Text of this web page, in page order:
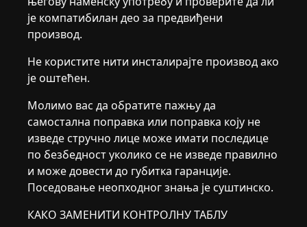
је компатибилан део за предвиђени
производ.
Не користите нити инсталирајте производ ако
је оштећен.
Молимо вас да обратите пажњу да
самостална поправка или поправка коју не
изведе стручно лице може имати последице
по безбедност уколико се не изведе правилно
и може довести до губитка гаранције.
Поседовање неопходног знања је суштинско.
КАКО ЗАМЕНИТИ КОНТРОЛНУ ТАБЛУ